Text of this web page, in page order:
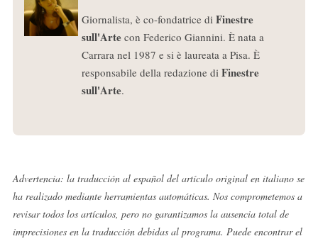
Giornalista, è co-fondatrice di Finestre
sull'Artecon Federico Giannini. È nata a
Carrara nel 1987 e si è laureata a Pisa. È
responsabile della redazione di Finestre
sull'Arte.
Advertencia: la traducción al español del artículo original en italiano se
ha realizado mediante herramientas automáticas. Nos comprometemos a
revisar todos los artículos, pero no garantizamos la ausencia total de
imprecisiones en la traducción debidas al programa. Puede encontrar el